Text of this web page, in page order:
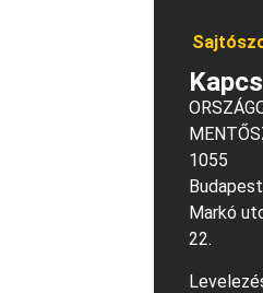
1055
Markó
22.